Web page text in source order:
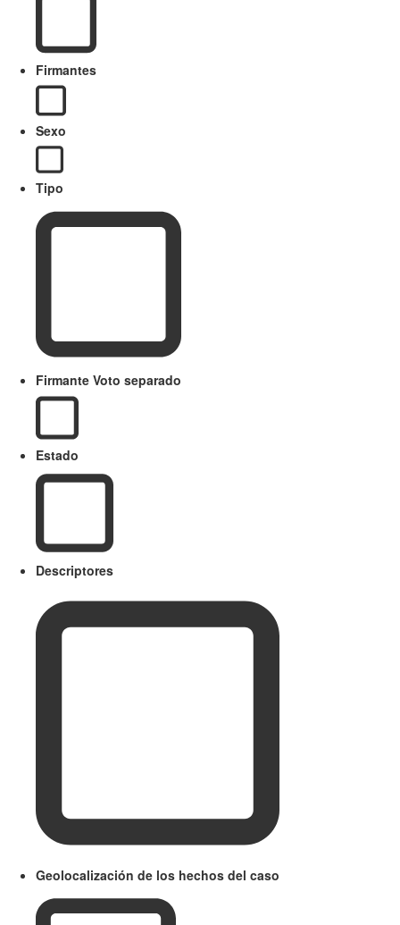
Firmantes
Sexo
Tipo
Firmante Voto separado
Estado
Descriptores
Geolocalización de los hechos del caso